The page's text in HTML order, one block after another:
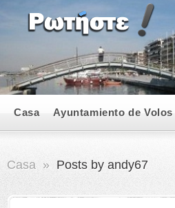
Casa Ayuntamiento de Volos
Casa » Posts by andy67